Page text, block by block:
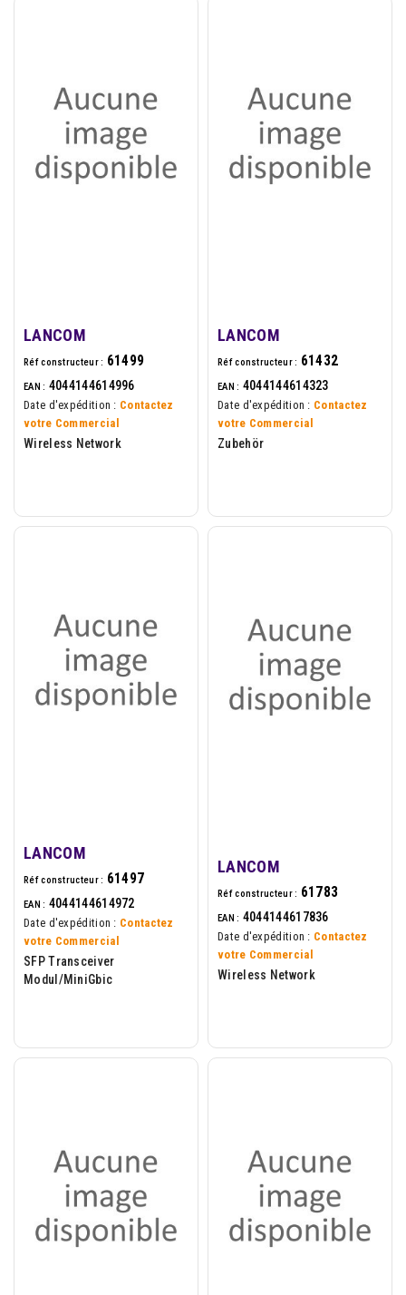
LANCOM
Réf constructeur : 61499
EAN : 4044144614996
Date d'expédition : Contactez
votre Commercial
Wireless Network
LANCOM
Réf constructeur : 61432
EAN : 4044144614323
Date d'expédition : Contactez
votre Commercial
Zubehör
LANCOM
Réf constructeur : 61497
EAN : 4044144614972
Date d'expédition : Contactez
votre Commercial
SFP Transceiver
Modul/MiniGbic
LANCOM
Réf constructeur : 61783
EAN : 4044144617836
Date d'expédition : Contactez
votre Commercial
Wireless Network